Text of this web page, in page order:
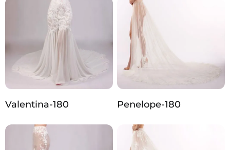
Valentina-180 Penelope-180